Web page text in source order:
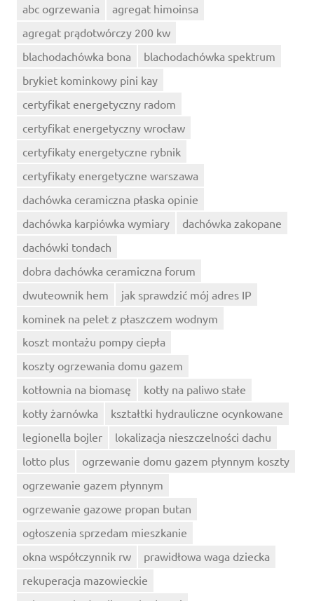
abc ogrzewania
agregat himoinsa
agregat prądotwórczy 200 kw
blachodachówka bona
blachodachówka spektrum
brykiet kominkowy pini kay
certyfikat energetyczny radom
certyfikat energetyczny wrocław
certyfikaty energetyczne rybnik
certyfikaty energetyczne warszawa
dachówka ceramiczna płaska opinie
dachówka karpiówka wymiary
dachówka zakopane
dachówki tondach
dobra dachówka ceramiczna forum
dwuteownik hem
jak sprawdzić mój adres IP
kominek na pelet z płaszczem wodnym
koszt montażu pompy ciepła
koszty ogrzewania domu gazem
kotłownia na biomasę
kotły na paliwo stałe
kotły żarnówka
kształtki hydrauliczne ocynkowane
legionella bojler
lokalizacja nieszczelności dachu
lotto plus
ogrzewanie domu gazem płynnym koszty
ogrzewanie gazem płynnym
ogrzewanie gazowe propan butan
ogłoszenia sprzedam mieszkanie
okna współczynnik rw
prawidłowa waga dziecka
rekuperacja mazowieckie